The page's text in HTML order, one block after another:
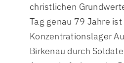
christlichen
Tag genau 79 Jahre
Konzentrationslager
Birkenau durch